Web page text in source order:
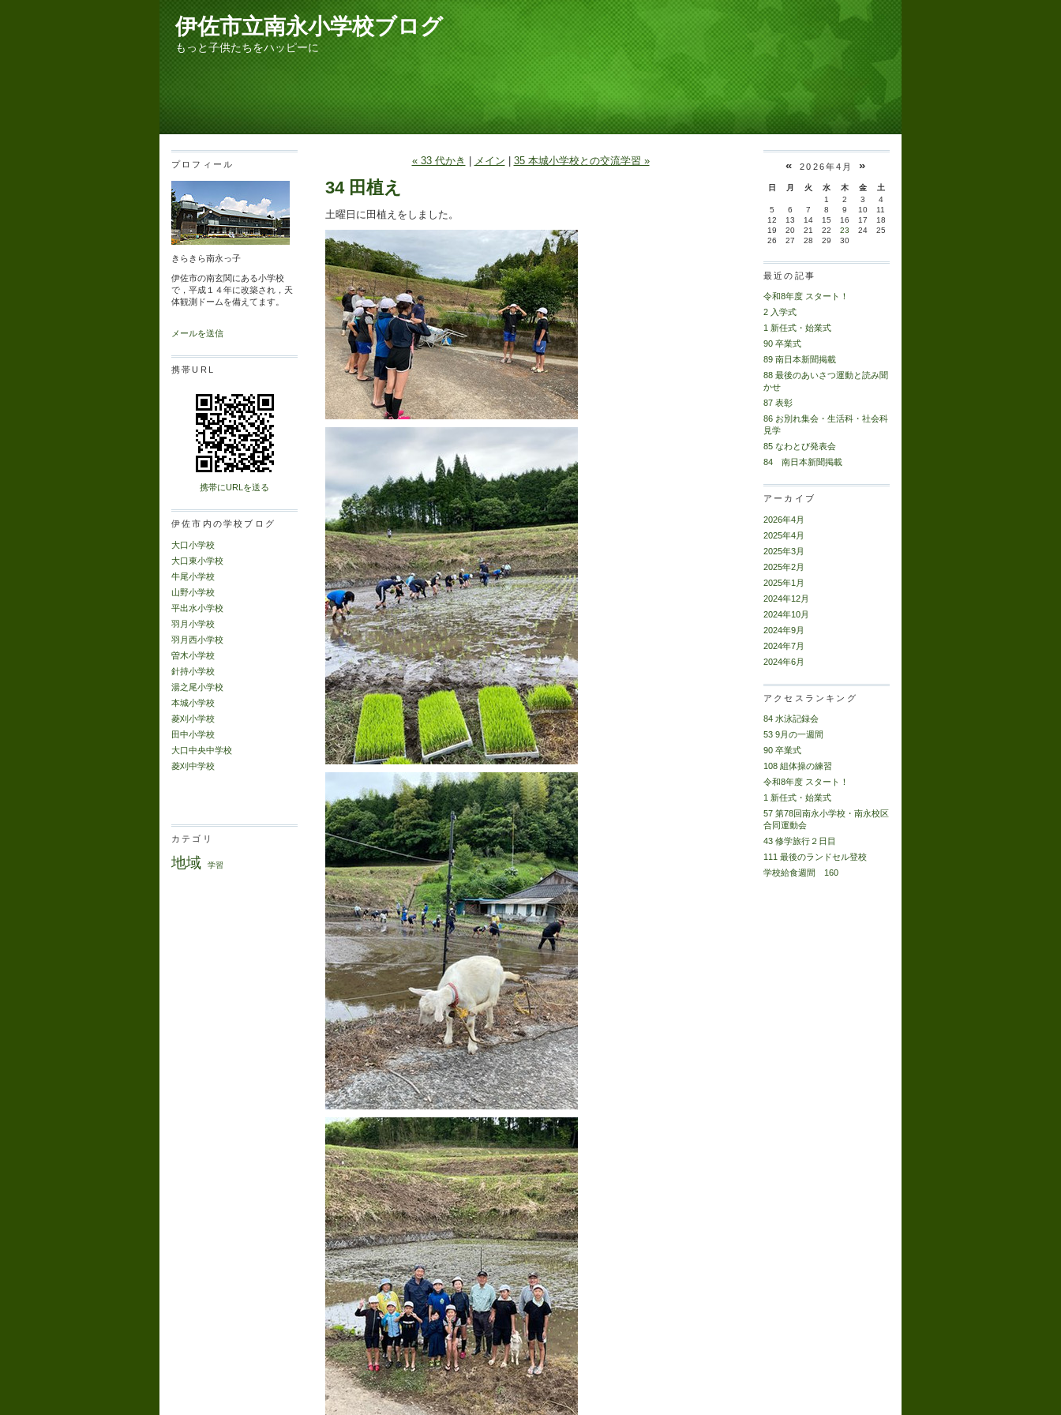
伊佐市立南永小学校ブログ
もっと子供たちをハッピーに
プロフィール
きらきら南永っ子
伊佐市の南玄関にある小学校
で，平成１４年に改築され，天
体観測ドームを備えてます。
メールを送信
携帯URL
携帯にURLを送る
伊佐市内の学校ブログ
大口小学校
大口東小学校
牛尾小学校
山野小学校
平出水小学校
羽月小学校
羽月西小学校
曽木小学校
針持小学校
湯之尾小学校
本城小学校
菱刈小学校
田中小学校
大口中央中学校
菱刈中学校
カテゴリ
地域 学習
« 33 代かき メイン 35 本城小学校との交流学習 »
34 田植え
土曜日に田植えをしました。
«2026年4月 »
日 月 火 水 木 金
土
1
2 3
4
5
6 7 8 9 10
11
12
13 14 15 16 17
18
19
20 21 22 23 24
25
26
27 28 29 30
最近の記事
令和8年度 スタート！
2 入学式
1 新任式・始業式
90 卒業式
89 南日本新聞掲載
88 最後のあいさつ運動と読み聞
かせ
87 表彰
86 お別れ集会・生活科・社会科
見学
85 なわとび発表会
84 南日本新聞掲載
アーカイブ
2026年4月
2025年4月
2025年3月
2025年2月
2025年1月
2024年12月
2024年10月
2024年9月
2024年7月
2024年6月
アクセスランキング
84 水泳記録会
53 9月の一週間
90 卒業式
108 組体操の練習
令和8年度 スタート！
1 新任式・始業式
57 第78回南永小学校・南永校区
合同運動会
43 修学旅行２日目
111 最後のランドセル登校
学校給食週間 160